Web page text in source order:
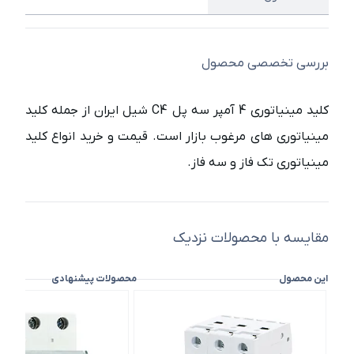
بررسی تخصصی محصول
کلید مینیاتوری 4 آمپر سه پل C4 شیل ایران از جمله کلید
مینیاتوری های مرغوب بازار است. قیمت و خرید انواع کلید
مینیاتوری تک فاز و سه فاز.
مقایسه با محصولات نزدیک
این محصول محصولات پیشنهادی